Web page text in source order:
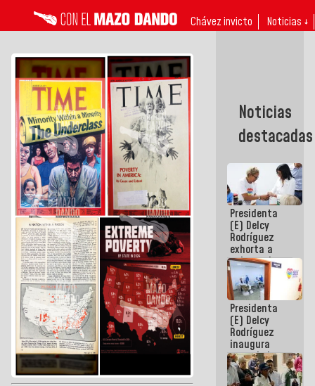
Chávez invicto Noticias ↓
Noticias
destacadas
Presidenta
(E) Delcy
Rodríguez
exhorta a
gobernadores
y alcaldes a
edificar
casas para
abuelos
Presidenta
(E) Delcy
Rodríguez
inaugura
casa de los
Abuelos
Primavera